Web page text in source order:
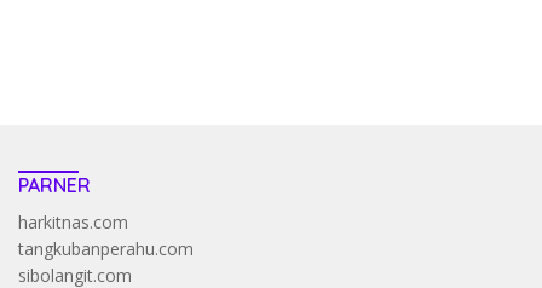
PARNER
harkitnas.com
tangkubanperahu.com
sibolangit.com